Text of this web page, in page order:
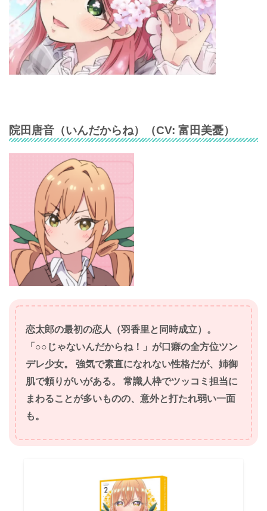
院田唐音 （いんだからね）（CV: 富田美憂）
恋太郎の最初の恋人（羽香里と同時成立）。
「○○じゃないんだからね！」が口癖の全方位ツン
デレ少女。 強気で素直になれない性格だが、姉御
肌で頼りがいがある。 常識人枠でツッコミ担当に
まわることが多いものの、意外と打たれ弱い一面
も 。